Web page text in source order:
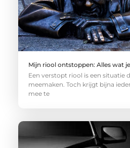
Mijn riool ontstoppen: Alles wat
Een verstopt riool is een situatie
meemaken. Toch krijgt bijna
mee te